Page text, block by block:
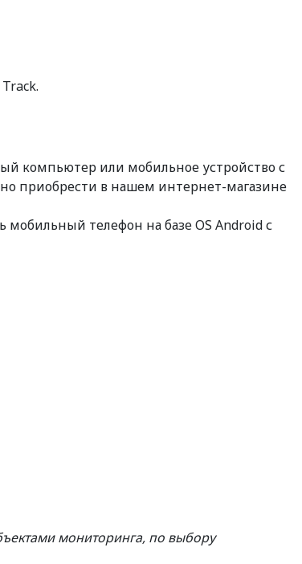
компьютер или мобильное устройство с
приобрести в нашем интернет-магазине
телефон на базе OS Android с
мониторинга, по выбору